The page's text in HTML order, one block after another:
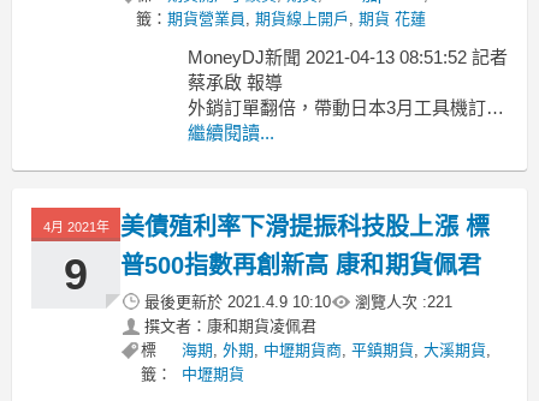
籤： 期貨營業員, 期貨線上開戶 , 期貨 花蓮
MoneyDJ新聞 2021-04-13 08:51:52 記者
蔡承啟 報導
外銷訂單翻倍，帶動日本3月工具機訂單
額創2年來新高、增幅為10年來最大。
2021年3月份日本工具機整體訂單金額
(初估值、內銷+外銷)
繼續閱讀...
4月 2021年
9
美債殖利率下滑提振科技股上漲 標
普500指數再創新高 康和期貨佩君
最後更新於 2021.4.9 10:10 瀏覽人次 :221
撰文者：康和期貨凌佩君
標
籤：
海期,外期, 中壢期貨商,平鎮期貨,大溪期貨,
中壢期貨